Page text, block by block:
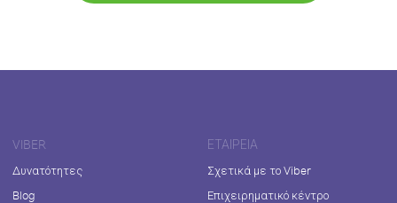
VIBER
Δυνατότητες
Blog
ΕΤΑΙΡΕΊΑ
Σχετικά με το Viber
Επιχειρηματικό κέντρο